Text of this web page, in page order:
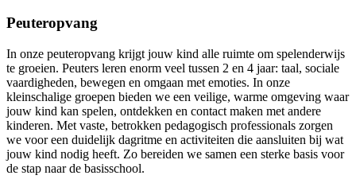
Peuteropvang
In onze peuteropvang krijgt jouw kind alle ruimte om spelenderwijs
te groeien. Peuters leren enorm veel tussen 2 en 4 jaar: taal, sociale
vaardigheden, bewegen en omgaan met emoties. In onze
kleinschalige groepen bieden we een veilige, warme omgeving waar
jouw kind kan spelen, ontdekken en contact maken met andere
kinderen. Met vaste, betrokken pedagogisch professionals zorgen
we voor een duidelijk dagritme en activiteiten die aansluiten bij wat
jouw kind nodig heeft. Zo bereiden we samen een sterke basis voor
de stap naar de basisschool.